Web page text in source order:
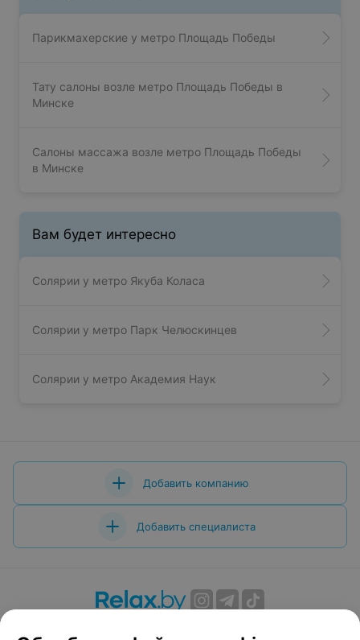
Парикмахерские у метро Площадь Победы
Тату салоны возле метро Площадь Победы в
Минске
Салоны массажа возле метро Площадь Победы
в Минске
Вам будет интересно
Солярии у метро Якуба Коласа
Солярии у метро Парк Челюскинцев
Солярии у метро Академия Наук
Добавить компанию
Добавить специалиста